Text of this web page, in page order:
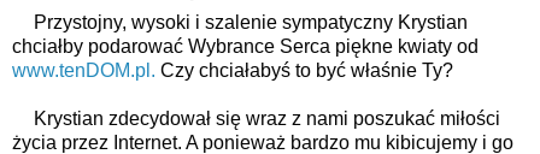
Przystojny, wysoki i szalenie sympatyczny Krystian
www.tenDOM.pl. Czy chciałabyś to być właśnie Ty?
Krystian zdecydował się wraz z nami poszukać miłości
życia przez Internet. A ponieważ bardzo mu kibicujemy i go